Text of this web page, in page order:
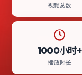
视频总数
1000小时+
播放时长